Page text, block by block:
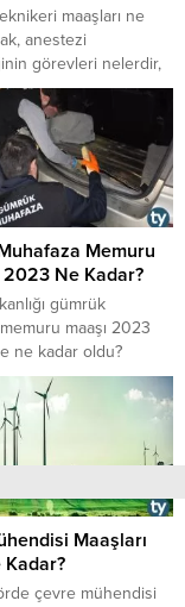
maaşları ne
anestezi
görevleri nelerdir,
nasıl olunur,
nedir, çalışma
özel sektör
maaşları ne
gibi soruların
yazımızda
Memuru
2023 Ne Kadar?
gümrük
maaşı 2023
ne kadar oldu?
memuru mesai
yılında kaç tl oldu?
memurlarının
tarihi itibariyle
kadar maaş geçti?
çalışma
Gümrük
nerede
İşte detaylar...
Maaşları
çevre mühendisi